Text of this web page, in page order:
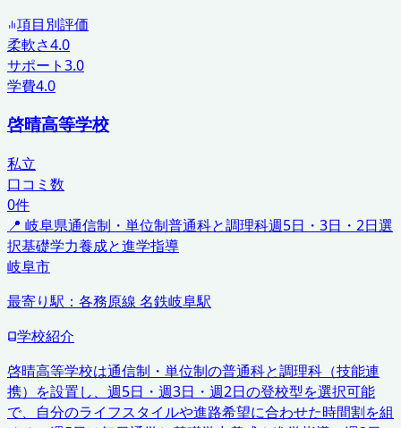
項目別評価
柔軟さ4.0
サポート3.0
学費4.0
啓晴高等学校
私立
口コミ数
0件
📍 岐阜県通信制・単位制普通科と調理科週5日・3日・2日選
択基礎学力養成と進学指導
岐阜市
最寄り駅： 各務原線 名鉄岐阜駅
学校紹介
啓晴高等学校は通信制・単位制の普通科と調理科（技能連
携）を設置し、週5日・週3日・週2日の登校型を選択可能
で、自分のライフスタイルや進路希望に合わせた時間割を組